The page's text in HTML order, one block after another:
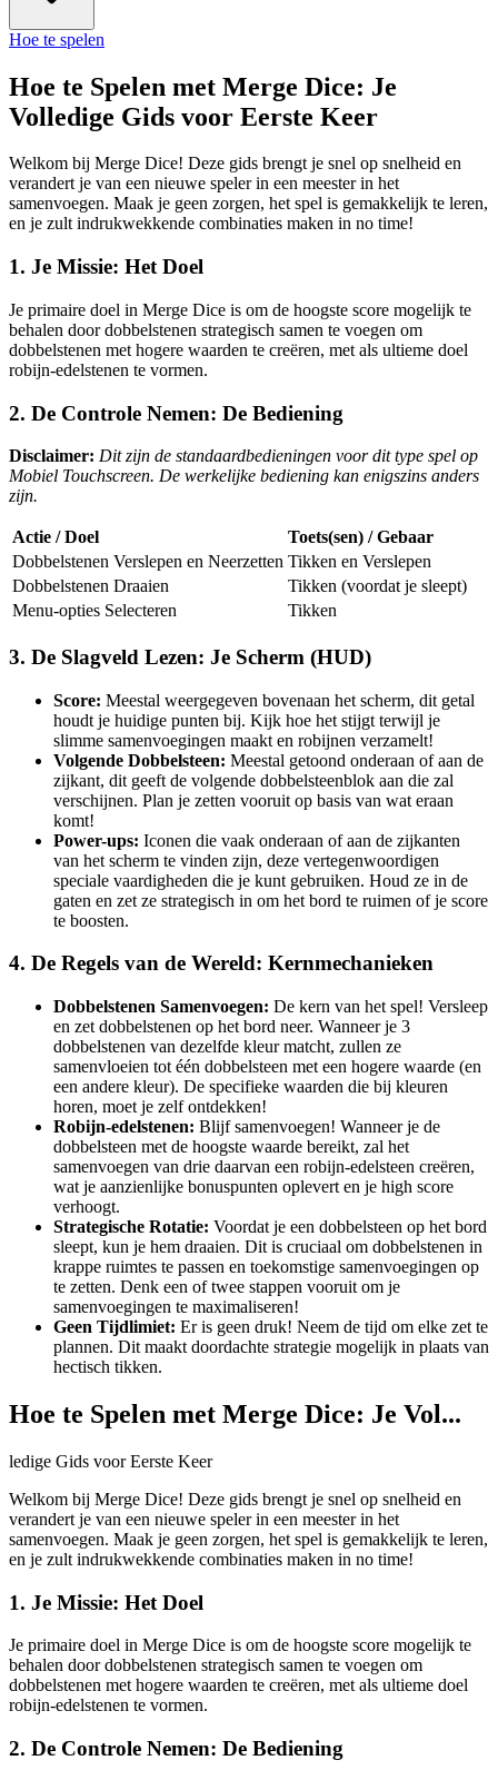
Hoe te spelen
Hoe te Spelen met Merge Dice: Je
Volledige Gids voor Eerste Keer
Welkom bij Merge Dice! Deze gids brengt je snel op snelheid en
verandert je van een nieuwe speler in een meester in het
samenvoegen. Maak je geen zorgen, het spel is gemakkelijk te leren,
en je zult indrukwekkende combinaties maken in no time!
1. Je Missie: Het Doel
Je primaire doel in Merge Dice is om de hoogste score mogelijk te
behalen door dobbelstenen strategisch samen te voegen om
dobbelstenen met hogere waarden te creëren, met als ultieme doel
robijn-edelstenen te vormen.
2. De Controle Nemen: De Bediening
Disclaimer: Dit zijn de standaardbedieningen voor dit type spel op
Mobiel Touchscreen. De werkelijke bediening kan enigszins anders
zijn.
Actie / Doel
Toets(sen) / Gebaar
Dobbelstenen Verslepen en Neerzetten Tikken en Verslepen
Dobbelstenen Draaien
Tikken (voordat je sleept)
Menu-opties Selecteren
Tikken
3. De Slagveld Lezen: Je Scherm (HUD)
Score: Meestal weergegeven bovenaan het scherm, dit getal
houdt je huidige punten bij. Kijk hoe het stijgt terwijl je
slimme samenvoegingen maakt en robijnen verzamelt!
Volgende Dobbelsteen: Meestal getoond onderaan of aan de
zijkant, dit geeft de volgende dobbelsteenblok aan die zal
verschijnen. Plan je zetten vooruit op basis van wat eraan
komt!
Power-ups: Iconen die vaak onderaan of aan de zijkanten
van het scherm te vinden zijn, deze vertegenwoordigen
speciale vaardigheden die je kunt gebruiken. Houd ze in de
gaten en zet ze strategisch in om het bord te ruimen of je score
te boosten.
4. De Regels van de Wereld: Kernmechanieken
Dobbelstenen Samenvoegen: De kern van het spel! Versleep
en zet dobbelstenen op het bord neer. Wanneer je 3
dobbelstenen van dezelfde kleur matcht, zullen ze
samenvloeien tot één dobbelsteen met een hogere waarde (en
een andere kleur). De specifieke waarden die bij kleuren
horen, moet je zelf ontdekken!
Robijn-edelstenen: Blijf samenvoegen! Wanneer je de
dobbelsteen met de hoogste waarde bereikt, zal het
samenvoegen van drie daarvan een robijn-edelsteen creëren,
wat je aanzienlijke bonuspunten oplevert en je high score
verhoogt.
Strategische Rotatie: Voordat je een dobbelsteen op het bord
sleept, kun je hem draaien. Dit is cruciaal om dobbelstenen in
krappe ruimtes te passen en toekomstige samenvoegingen op
te zetten. Denk een of twee stappen vooruit om je
samenvoegingen te maximaliseren!
Geen Tijdlimiet: Er is geen druk! Neem de tijd om elke zet te
plannen. Dit maakt doordachte strategie mogelijk in plaats van
hectisch tikken.
Hoe te Spelen met Merge Dice: Je Vol...
ledige Gids voor Eerste Keer
Welkom bij Merge Dice! Deze gids brengt je snel op snelheid en
verandert je van een nieuwe speler in een meester in het
samenvoegen. Maak je geen zorgen, het spel is gemakkelijk te leren,
en je zult indrukwekkende combinaties maken in no time!
1. Je Missie: Het Doel
Je primaire doel in Merge Dice is om de hoogste score mogelijk te
behalen door dobbelstenen strategisch samen te voegen om
dobbelstenen met hogere waarden te creëren, met als ultieme doel
robijn-edelstenen te vormen.
2. De Controle Nemen: De Bediening